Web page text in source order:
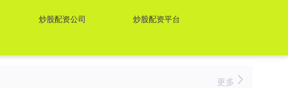
炒股配资公司 炒股配资平台
更多